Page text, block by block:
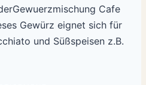
Cafe
Gewürz eignet sich für
und Süßspeisen z.B.